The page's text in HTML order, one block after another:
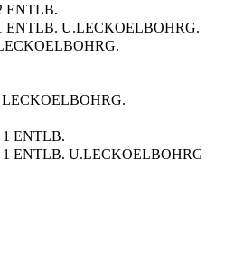
ENTLB.
ENTLB. U.LECKOELBOHRG.
LECKOELBOHRG.
1 ENTLB.
1 ENTLB. U.LECKOELBOHRG